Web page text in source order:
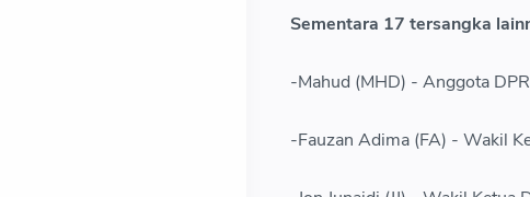
Sementara 17 tersangka
-Mahud (MHD) - Anggota
-Fauzan Adima (FA) - Wakil